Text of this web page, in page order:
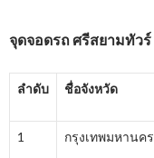
จุดจอดรถศรีสยามทัวร์
ลำดับ ชื่อจังหวัด
1 กรุงเทพมหานคร